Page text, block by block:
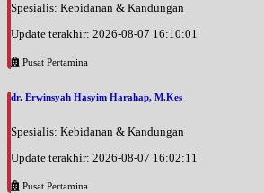
Spesialis: Kebidanan & Kandungan
Update terakhir: 2026-08-07 16:10:01
Pusat Pertamina
dr. Erwinsyah Hasyim Harahap, M.Kes
Spesialis: Kebidanan & Kandungan
Update terakhir: 2026-08-07 16:02:11
Pusat Pertamina